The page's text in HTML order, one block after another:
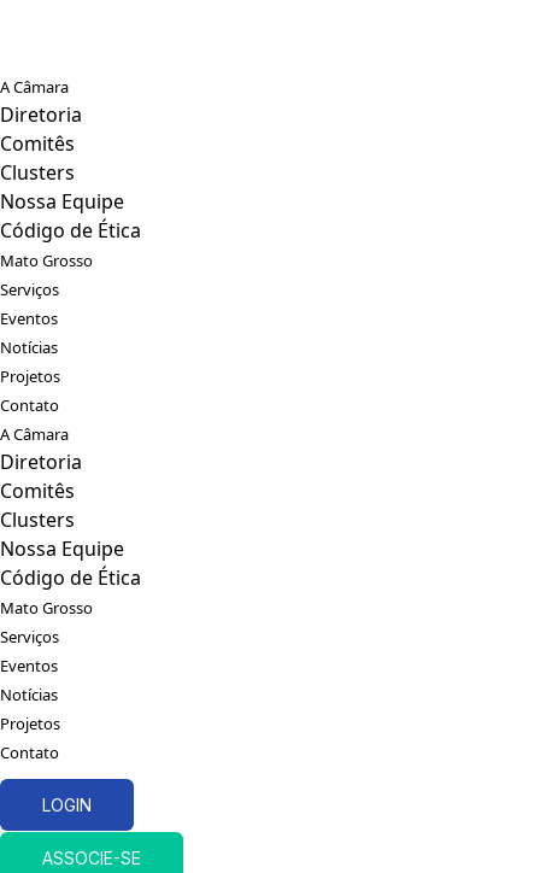
A Câmara
Diretoria
Comitês
Clusters
Nossa Equipe
Código de Ética
Mato Grosso
Serviços
Eventos
Notícias
Projetos
Contato
A Câmara
Diretoria
Comitês
Clusters
Nossa Equipe
Código de Ética
Mato Grosso
Serviços
Eventos
Notícias
Projetos
Contato
LOGIN
ASSOCIE-SE